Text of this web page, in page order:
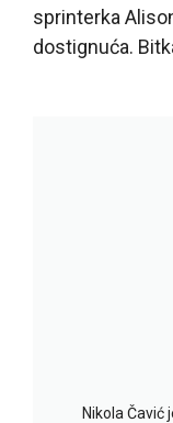
sprinterka
dostignuća.
Nikola